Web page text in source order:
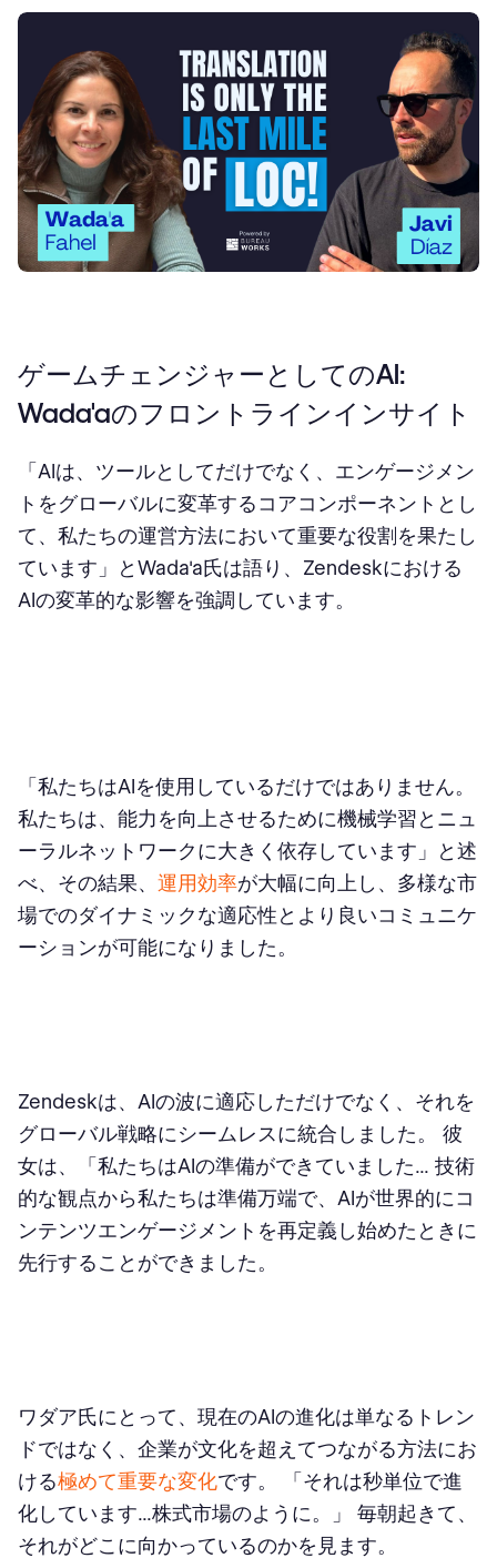
ゲームチェンジャーとしてのAI:
Wada'aのフロントラインインサイト
「AIは、ツールとしてだけでなく、エンゲージメン
トをグローバルに変革するコアコンポーネントとし
て、私たちの運営方法において重要な役割を果たし
ています」とWada'a氏は語り、Zendeskにおける
AIの変革的な影響を強調しています。
「私たちはAIを使用しているだけではありません。
私たちは、能力を向上させるために機械学習とニュ
ーラルネットワークに大きく依存しています」と述
べ、その結果、 運用効率が大幅に向上し、多様な市
場でのダイナミックな適応性とより良いコミュニケ
ーションが可能になりました。
Zendeskは、AIの波に適応しただけでなく、それを
グローバル戦略にシームレスに統合しました。 彼
女は、「私たちはAIの準備ができていました... 技術
的な観点から私たちは準備万端で、AIが世界的にコ
ンテンツエンゲージメントを再定義し始めたときに
先行することができました。
ワダア氏にとって、現在のAIの進化は単なるトレン
ドではなく、企業が文化を超えてつながる方法にお
ける極めて重要な変化です。 「それは秒単位で進
化しています...株式市場のように。」 毎朝起きて、
それがどこに向かっているのかを見ます。